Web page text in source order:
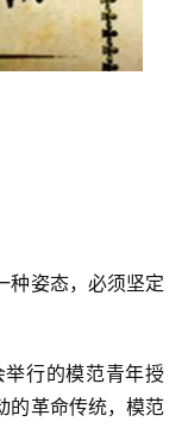
种姿态，必须坚定
行的模范青年授
的革命传统，模范